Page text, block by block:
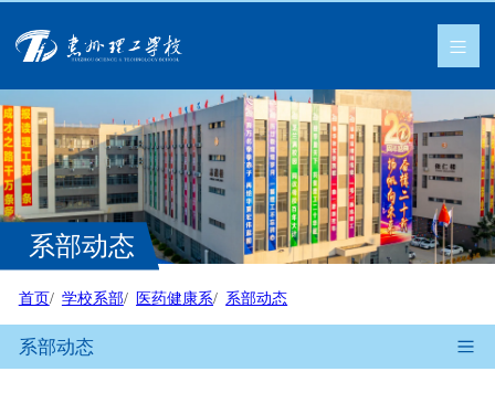
系部动态
首页 学校系部 医药健康系 系部动态
系部动态